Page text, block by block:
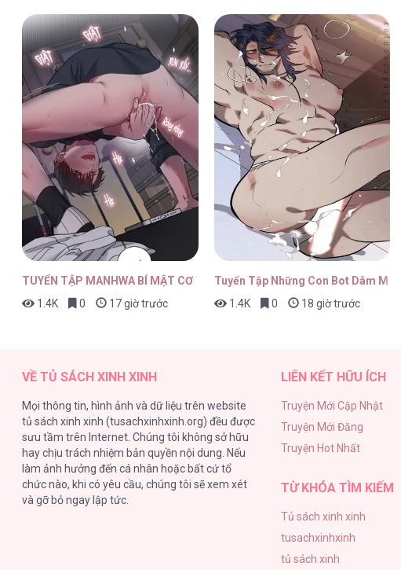
TUYỂN TẬP MANHWA BÍ MẬT CƠ THỂ
1.4K
0 17 giờ trước
Tuyển Tập Những Con Bot Dâm
1.4K
0 18 giờ trước
VỀ TỦ SÁCH XINH XINH
Mọi thông tin, hình ảnh và dữ liệu trên website
tủ sách xinh xinh (tusachxinhxinh.org) đều được
sưu tầm trên Internet. Chúng tôi không sở hữu
hay chịu trách nhiệm bản quyền nội dung. Nếu
làm ảnh hưởng đến cá nhân hoặc bất cứ tổ
chức nào, khi có yêu cầu, chúng tôi sẽ xem xét
và gỡ bỏ ngay lập tức.
LIÊN KẾT HỮU ÍCH
Truyện Mới Cập Nhật
Truyện Mới Đăng
Truyện Hot Nhất
TỪ KHÓA TÌM KIẾM
Tủ sách xinh xinh
tusachxinhxinh
tủ sách xinh